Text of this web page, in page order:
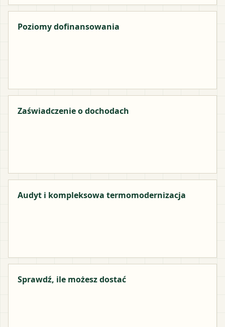
Poziomy dofinansowania
Zaświadczenie o dochodach
Audyt i kompleksowa termomodernizacja
Sprawdź, ile możesz dostać